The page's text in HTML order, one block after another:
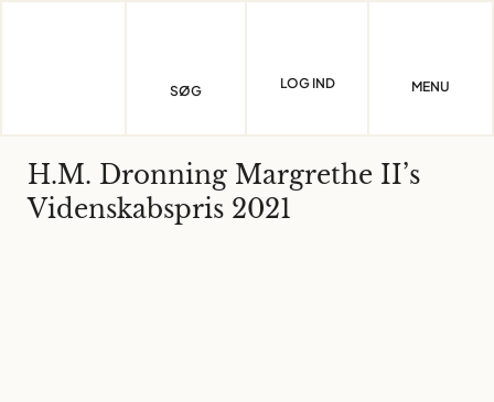
SØG LOG IND MENU
H.M. Dronning Margrethe II’s
Videnskabspris 2021